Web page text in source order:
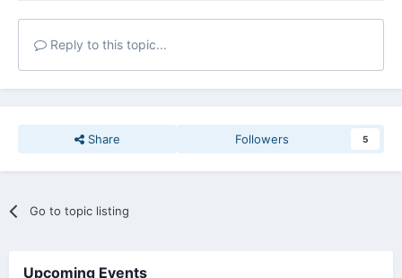
Reply to this topic...
Share Followers 5
Go to topic listing
Upcoming Events